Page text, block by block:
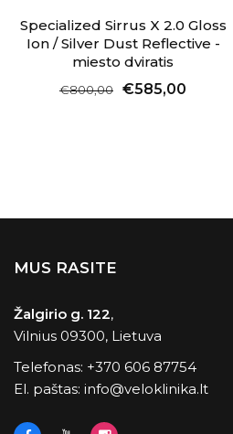
Specialized Sirrus X 2.0 Gloss
Ion / Silver Dust Reflective -
miesto dviratis
€800,00 €585,00
MUS RASITE
Žalgirio g. 122,
Vilnius 09300, Lietuva
Telefonas: +370 606 87754
El. paštas: info@veloklinika.lt